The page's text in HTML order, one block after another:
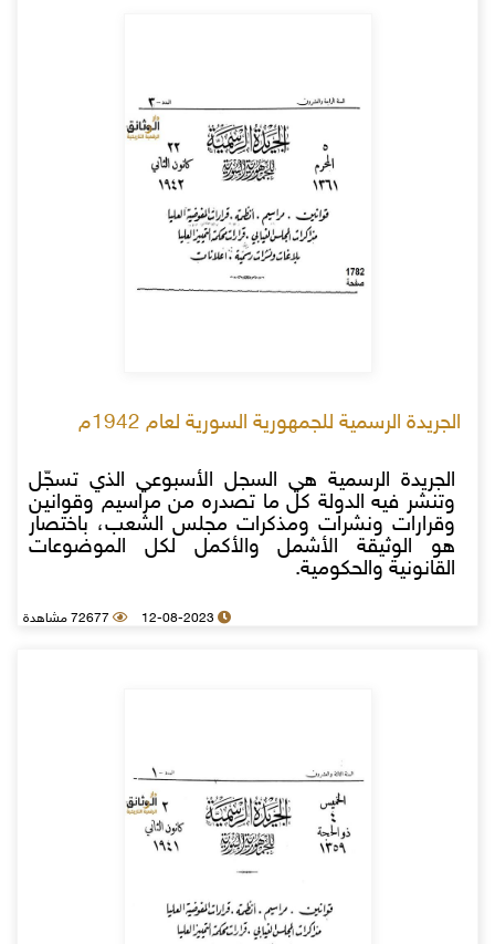
الجريدة الرسمية للجمهورية السورية لعام 1942م
الجريدة الرسمية هي السجل الأسبوعي الذي تسجّل
وتنشر فيه الدولة كل ما تصدره من مراسيم وقوانين
وقرارات ونشرات ومذكرات مجلس الشعب، باختصار
هو الوثيقة الأشمل والأكمل لكل الموضوعات
القانونية والحكومية.
12-08-2023 72677 مشاهدة